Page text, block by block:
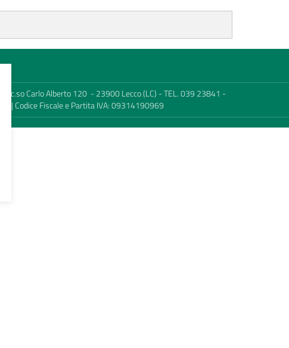
c.so Carlo Alberto 120 - 23900 Lecco (LC) - TEL. 039 23841 -
| Codice Fiscale e Partita IVA: 09314190969